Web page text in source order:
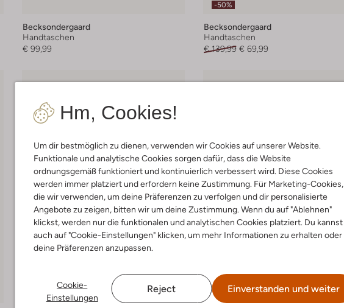
Hm, Cookies!
Um dir bestmöglich zu dienen, verwenden wir Cookies auf unserer Website.
Funktionale und analytische Cookies sorgen dafür, dass die Website
ordnungsgemäß funktioniert und kontinuierlich verbessert wird. Diese Cookies
werden immer platziert und erfordern keine Zustimmung. Für Marketing-Cookies,
die wir verwenden, um deine Präferenzen zu verfolgen und dir personalisierte
Angebote zu zeigen, bitten wir um deine Zustimmung. Wenn du auf "Ablehnen"
klickst, werden nur die funktionalen und analytischen Cookies platziert. Du kannst
auch auf "Cookie-Einstellungen" klicken, um mehr Informationen zu erhalten oder
deine Präferenzen anzupassen.
Cookie-
Einstellungen
Reject Einverstanden und weiter
Becksondergaard
Handtaschen
€ 99,99
-50%
Becksondergaard
Handtaschen
€ 139,99 € 69,99
-30% -70%